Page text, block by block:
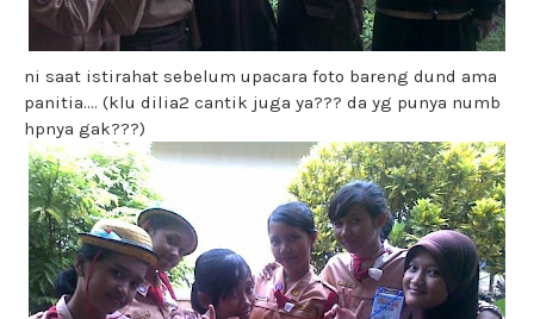
ni saat istirahat sebelum upacara foto bareng dund ama
panitia.... (klu dilia2 cantik juga ya??? da yg punya numb
hpnya gak???)